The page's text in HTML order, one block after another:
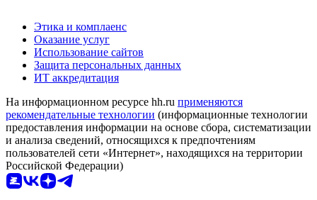
Этика и комплаенс
Оказание услуг
Использование сайтов
Защита персональных данных
ИТ аккредитация
На информационном ресурсе hh.ru применяются
рекомендательные технологии (информационные технологии
предоставления информации на основе сбора, систематизации
и анализа сведений, относящихся к предпочтениям
пользователей сети «Интернет», находящихся на территории
Российской Федерации)